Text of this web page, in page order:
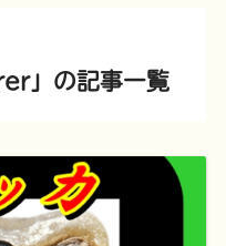
」の記事一覧